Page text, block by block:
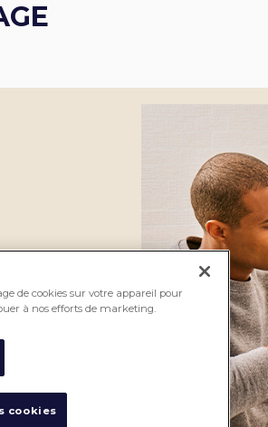
de cookies sur votre appareil pour
à nos efforts de marketing.
cookies